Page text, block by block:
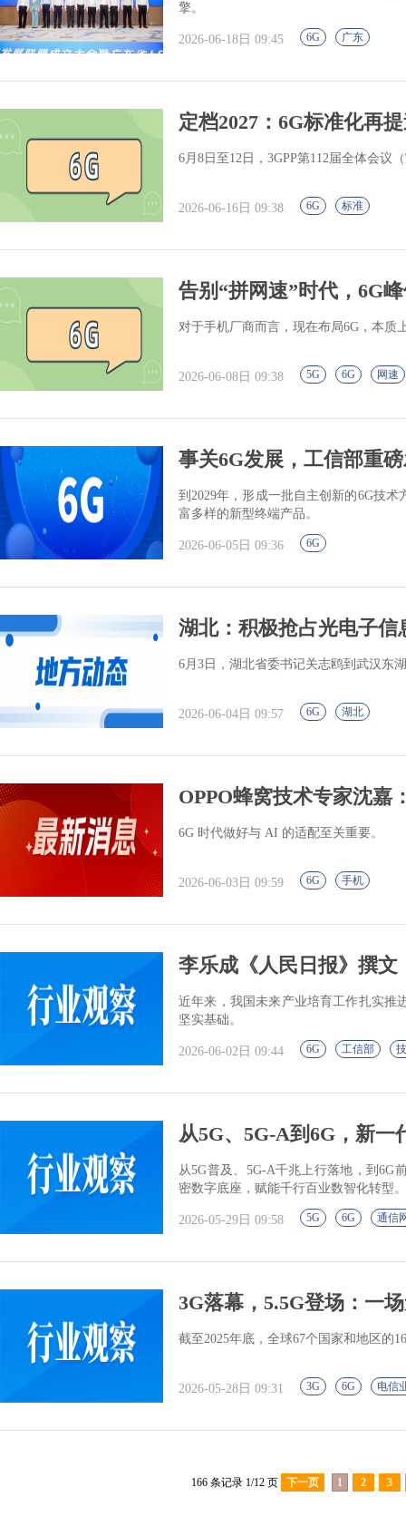
擎。
2026-06-18日 09:45 6G 广东
定档2027：6G标准化再
6月8日至12日，3GPP第112届全体会议
2026-06-16日 09:38 6G 标准
告别“拼网速”时代，6G
对于手机厂商而言，现在布局6G，本质
2026-06-08日 09:38 5G 6G 网速
事关6G发展，工信部重
到2029年，形成一批自主创新的6G技
富多样的新型终端产品。
2026-06-05日 09:36 6G
湖北：积极抢占光电子
6月3日，湖北省委书记关志鸥到武汉东
2026-06-04日 09:57 6G 湖北
OPPO蜂窝技术专家沈嘉
6G 时代做好与 AI 的适配至关重要。
2026-06-03日 09:59 6G 手机
李乐成《人民日报》撰
近年来，我国未来产业培育工作扎实推
坚实基础。
2026-06-02日 09:44 6G 工信部
从5G、5G-A到6G，新一
从5G普及、5G-A千兆上行落地，到6G
密数字底座，赋能千行百业数智化转型。
2026-05-29日 09:58 5G 6G 通信
3G落幕，5.5G登场：一
截至2025年底，全球67个国家和地区的
2026-05-28日 09:31 3G 6G 电信
166 条记录 1/12 页 下一页 1 2 3